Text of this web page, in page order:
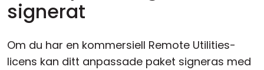
signerat
Om du har en kommersiell Remote Utilities-
licens kan ditt anpassade paket signeras med